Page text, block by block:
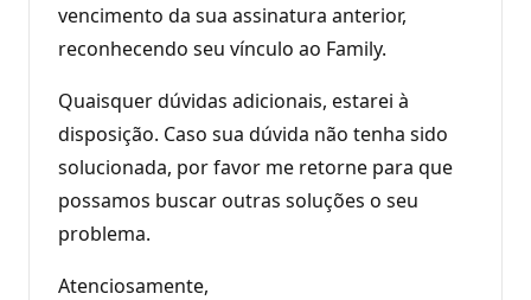
vencimento da sua assinatura anterior,
reconhecendo seu vínculo ao Family.
Quaisquer dúvidas adicionais, estarei à
disposição. Caso sua dúvida não tenha sido
solucionada, por favor me retorne para que
possamos buscar outras soluções o seu
problema.
Atenciosamente,